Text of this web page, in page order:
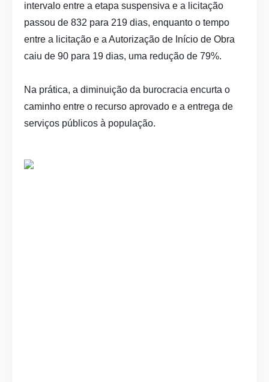
intervalo entre a etapa suspensiva e a licitação
passou de 832 para 219 dias, enquanto o tempo
entre a licitação e a Autorização de Início de Obra
caiu de 90 para 19 dias, uma redução de 79%.
Na prática, a diminuição da burocracia encurta o
caminho entre o recurso aprovado e a entrega de
serviços públicos à população.